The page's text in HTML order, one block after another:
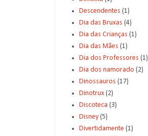
Descendentes (1)
Dia das Bruxas (4)
Dia das Crianças (1)
Dia das Mães (1)
Dia dos Professores (1)
Dia dos namorado (2)
Dinossauros (17)
Dinotrux (2)
Discoteca (3)
Disney (5)
Divertidamente (1)